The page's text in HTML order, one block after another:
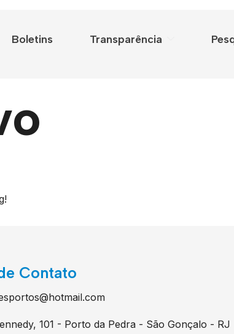
Boletins Transparência
Contato
101 - Porto da Pedra - São Gonçalo - RJ